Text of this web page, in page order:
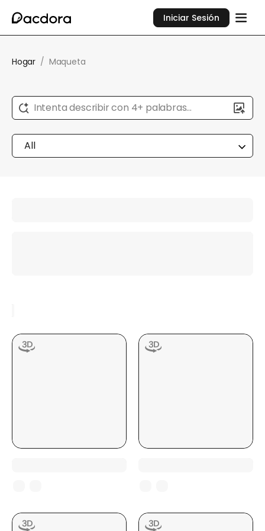
Iniciar Sesión
Hogar / Maqueta
Intenta describir con 4+ palabras...
All